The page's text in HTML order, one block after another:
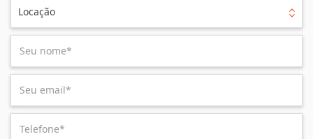
Locação